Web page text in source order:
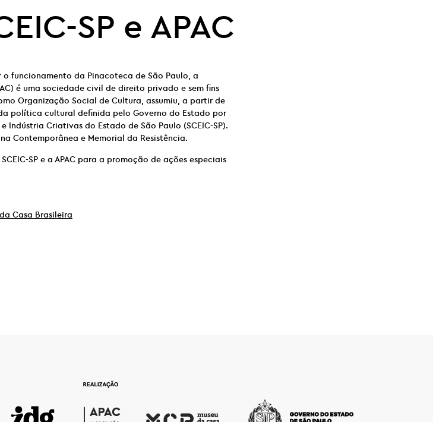
SP e APAC
funcionamento da Pinacoteca de São Paulo, a
é uma sociedade civil de direito privado e sem fins
Organização Social de Cultura, assumiu, a partir de
política cultural definida pelo Governo do Estado por
Criativas do Estado de São Paulo (SCEIC-SP).
Contemporânea e Memorial da Resistência.
SP e a APAC para a promoção de ações especiais
Casa Brasileira